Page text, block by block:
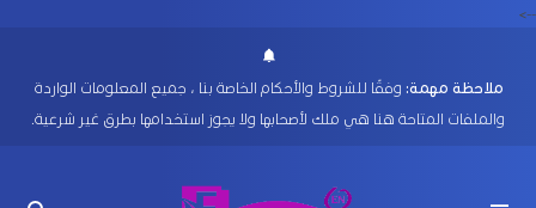
-->
ملاحظة مهمة: وفقًا للشروط والأحكام الخاصة بنا ، جميع المعلومات الواردة
والملفات المتاحة هنا هي ملك لأصحابها ولا يجوز استخدامها بطرق غير شرعية.